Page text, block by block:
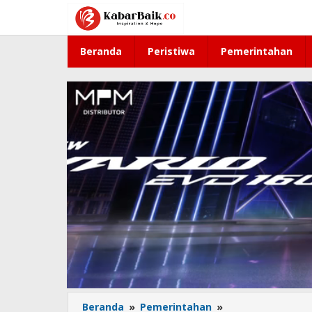
konten
Beranda Peristiwa Pemerintahan
Beranda » Pemerintahan »